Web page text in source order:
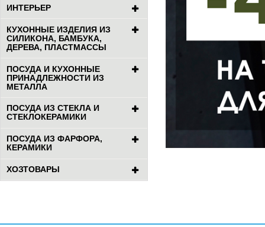
ИНТЕРЬЕР
КУХОННЫЕ ИЗДЕЛИЯ ИЗ
СИЛИКОНА, БАМБУКА,
ДЕРЕВА, ПЛАСТМАССЫ
ПОСУДА И КУХОННЫЕ
ПРИНАДЛЕЖНОСТИ ИЗ
МЕТАЛЛА
ПОСУДА ИЗ СТЕКЛА И
СТЕКЛОКЕРАМИКИ
ПОСУДА ИЗ ФАРФОРА,
КЕРАМИКИ
ХОЗТОВАРЫ